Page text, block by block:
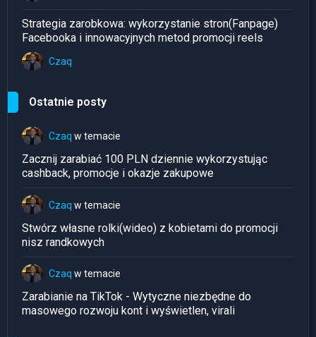
Strategia zarobkowa: wykorzystanie stron(Fanpage)
Facebooka i innowacyjnych metod promocji reels
Czaq
Ostatnie posty
Czaq w temacie
Zacznij zarabiać 100 PLN dziennie wykorzystując
cashback, promocje i okazje zakupowe
Czaq w temacie
Stwórz własne rolki(wideo) z kobietami do promocji
nisz randkowych
Czaq w temacie
Zarabianie na TikTok - Wytyczne niezbędne do
masowego rozwoju kont i wyświetlen, virali